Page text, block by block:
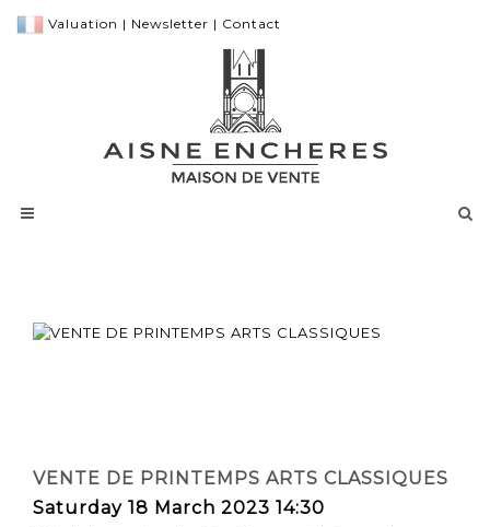
Valuation | Newsletter | Contact
VENTE DE PRINTEMPS ARTS CLASSIQUES
Saturday 18 March 2023 14:30